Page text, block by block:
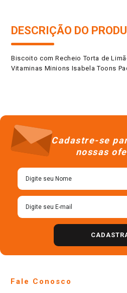
DESCRIÇÃO DO
Biscoito com Recheio Torta de
Vitaminas Minions Isabela Toons
Cadastre-se
nossas
Fale Conosco